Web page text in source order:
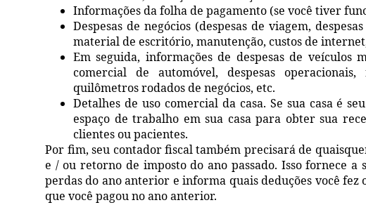
Informações da folha de pagamento (se você tiver
Despesas de negócios (despesas de viagem,
material de escritório, manutenção, custos de
Em seguida, informações de despesas de veículos
comercial de automóvel, despesas
quilômetros rodados de negócios, etc.
Detalhes de uso comercial da casa. Se sua casa é
espaço de trabalho em sua casa para obter sua
clientes ou pacientes.
Por fim, seu contador fiscal também precisará de
e / ou retorno de imposto do ano passado. Isso fornece
perdas do ano anterior e informa quais deduções você fez
que você pagou no ano anterior.